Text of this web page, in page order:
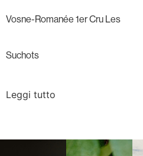
Vosne-Romanée 1er Cru Les
Suchots
Leggi tutto